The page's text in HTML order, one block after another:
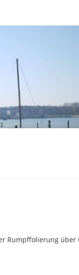
Rumpffolierung